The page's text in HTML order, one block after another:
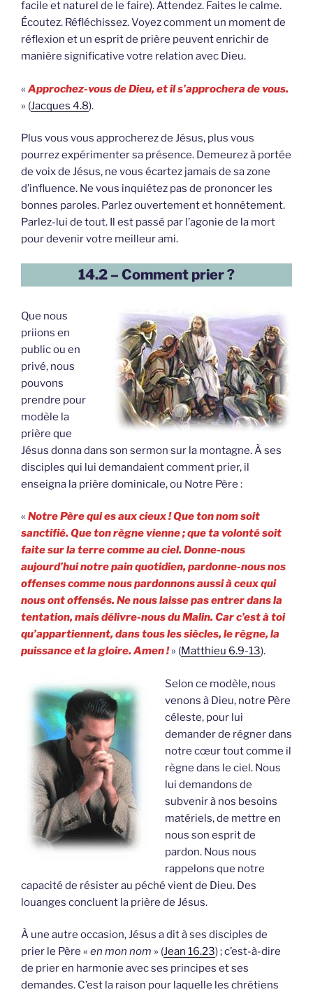
facile et naturel de le faire). Attendez. Faites le calme.
Écoutez. Réfléchissez. Voyez comment un moment de
réflexion et un esprit de prière peuvent enrichir de
manière significative votre relation avec Dieu.
« Approchez-vous de Dieu, et il s’approchera de vous.
» (Jacques 4.8).
Plus vous vous approcherez de Jésus, plus vous
pourrez expérimenter sa présence. Demeurez à portée
de voix de Jésus, ne vous écartez jamais de sa zone
d’influence. Ne vous inquiétez pas de prononcer les
bonnes paroles. Parlez ouvertement et honnêtement.
Parlez-lui de tout. Il est passé par l’agonie de la mort
pour devenir votre meilleur ami.
14.2 – Comment prier ?
Que nous
priions en
public ou en
privé, nous
pouvons
prendre pour
modèle la
prière que
Jésus donna dans son sermon sur la montagne. À ses
disciples qui lui demandaient comment prier, il
enseigna la prière dominicale, ou Notre Père :
« Notre Père qui es aux cieux ! Que ton nom soit
sanctifié. Que ton règne vienne ; que ta volonté soit
faite sur la terre comme au ciel. Donne-nous
aujourd’hui notre pain quotidien, pardonne-nous nos
offenses comme nous pardonnons aussi à ceux qui
nous ont offensés. Ne nous laisse pas entrer dans la
tentation, mais délivre-nous du Malin. Car c’est à toi
qu’appartiennent, dans tous les siècles, le règne, la
puissance et la gloire. Amen !» (Matthieu 6.9-13).
Selon ce modèle, nous
venons à Dieu, notre Père
céleste, pour lui
demander de régner dans
notre cœur tout comme il
règne dans le ciel. Nous
lui demandons de
subvenir à nos besoins
matériels, de mettre en
nous son esprit de
pardon. Nous nous
rappelons que notre
capacité de résister au péché vient de Dieu. Des
louanges concluent la prière de Jésus.
À une autre occasion, Jésus a dit à ses disciples de
prier le Père « en mon nom » (Jean 16.23) ; c’est-à-dire
de prier en harmonie avec ses principes et ses
demandes. C’est la raison pour laquelle les chrétiens